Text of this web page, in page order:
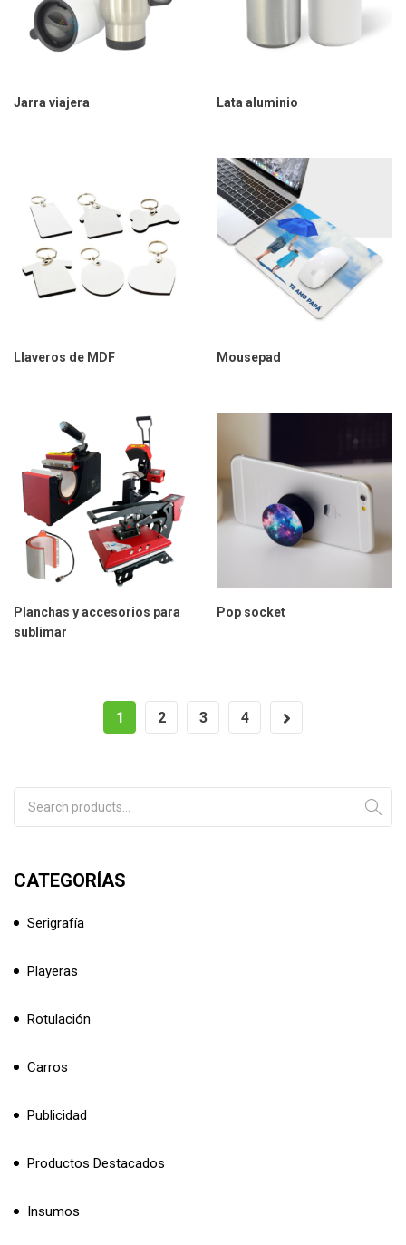
Jarra viajera Lata aluminio
Llaveros de MDF Mousepad
Planchas y accesorios para
sublimar
Pop socket
1 2 3 4
CATEGORÍAS
Serigrafía
Playeras
Rotulación
Carros
Publicidad
Productos Destacados
Insumos